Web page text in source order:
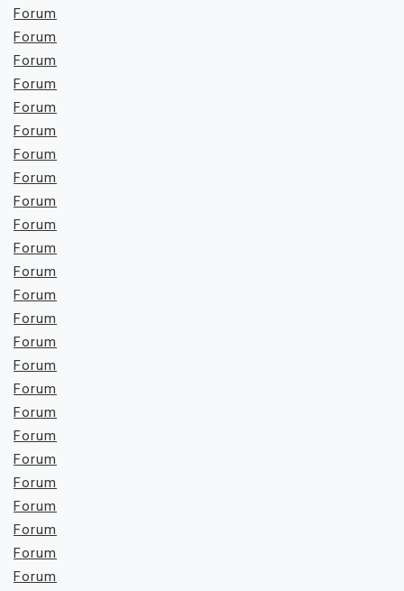
Forum
Forum
Forum
Forum
Forum
Forum
Forum
Forum
Forum
Forum
Forum
Forum
Forum
Forum
Forum
Forum
Forum
Forum
Forum
Forum
Forum
Forum
Forum
Forum
Forum